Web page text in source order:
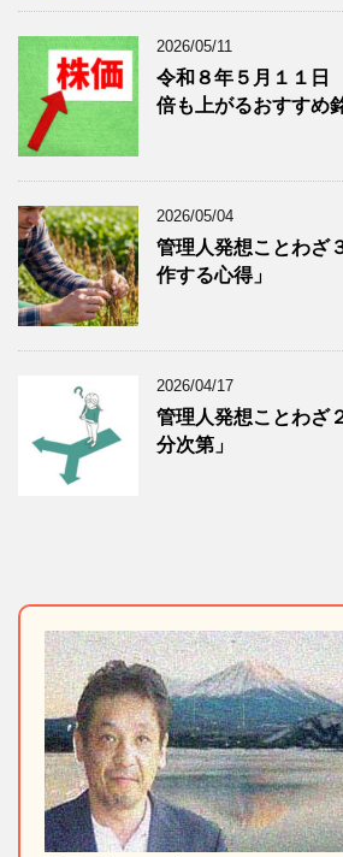
示
2026/05/11
令和８年５月１１
倍も上がるおすすめ
2026/05/04
管理人発想ことわざ
作する心得」
2026/04/17
管理人発想ことわざ
分次第」